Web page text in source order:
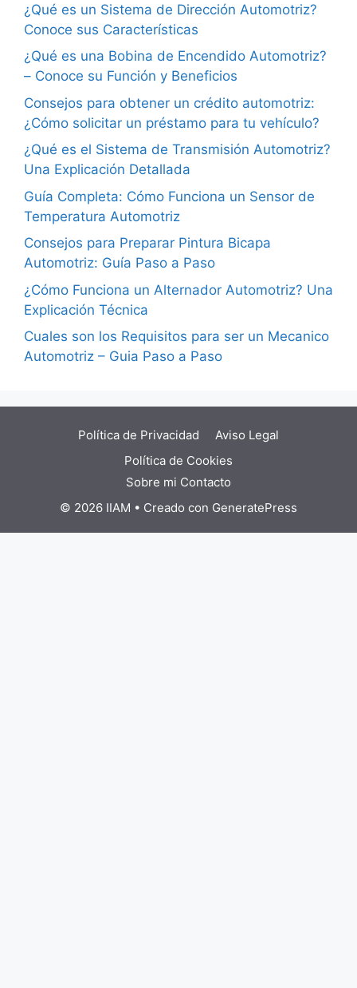
¿Qué es un Sistema de Dirección Automotriz?
Conoce sus Características
¿Qué es una Bobina de Encendido Automotriz?
– Conoce su Función y Beneficios
Consejos para obtener un crédito automotriz:
¿Cómo solicitar un préstamo para tu vehículo?
¿Qué es el Sistema de Transmisión Automotriz?
Una Explicación Detallada
Guía Completa: Cómo Funciona un Sensor de
Temperatura Automotriz
Consejos para Preparar Pintura Bicapa
Automotriz: Guía Paso a Paso
¿Cómo Funciona un Alternador Automotriz? Una
Explicación Técnica
Cuales son los Requisitos para ser un Mecanico
Automotriz – Guia Paso a Paso
Política de Privacidad
Aviso Legal
Política de Cookies
Sobre mi Contacto
© 2026 IIAM • Creado con GeneratePress